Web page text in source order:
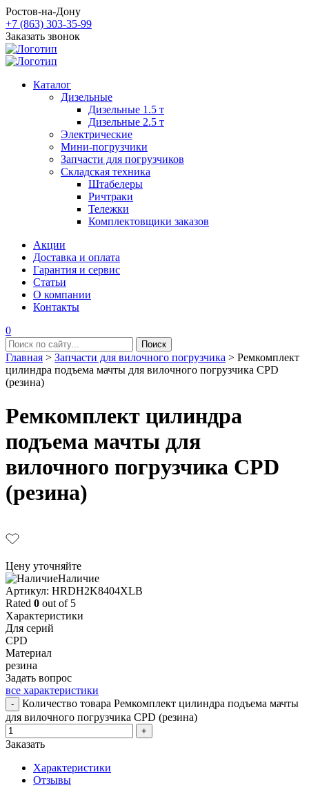
Ростов-на-Дону
+7 (863) 303-35-99
Заказать звонок
Каталог
Дизельные
Дизельные 1.5 т
Дизельные 2.5 т
Электрические
Мини-погрузчики
Запчасти для погрузчиков
Складская техника
Штабелеры
Ричтраки
Тележки
Комплектовщики заказов
Акции
Доставка и оплата
Гарантия и сервис
Статьи
О компании
Контакты
0
Главная > Запчасти для вилочного погрузчика > Ремкомплект
цилиндра подъема мачты для вилочного погрузчика CPD
(резина)
Ремкомплект цилиндра
подъема мачты для
вилочного погрузчика CPD
(резина)
Цену уточняйте
Наличие
Aртикул: HRDH2K8404XLB
Rated 0 out of 5
Характеристики
Для серий
CPD
Материал
резина
Задать вопрос
все характеристики
-
Количество товара Ремкомплект цилиндра подъема мачты
для вилочного погрузчика CPD (резина)
+
Заказать
Характеристики
Отзывы